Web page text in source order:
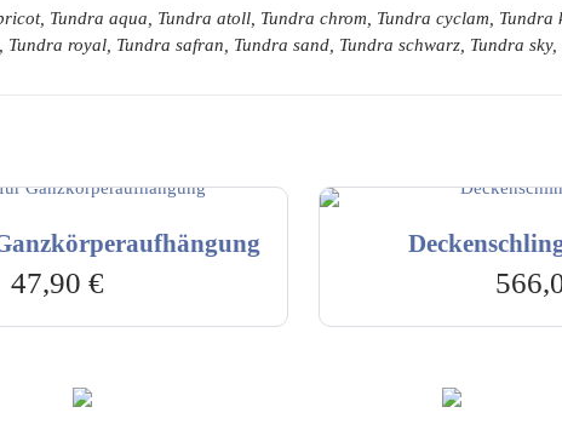
Tundra aqua, Tundra atoll, Tundra chrom, Tundra cyclam, Tundra
royal, Tundra safran, Tundra sand, Tundra schwarz, Tundra
47,90 €